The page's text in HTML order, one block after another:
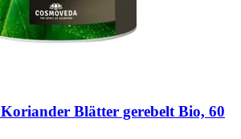
Koriander Blätter gerebelt Bio, 60